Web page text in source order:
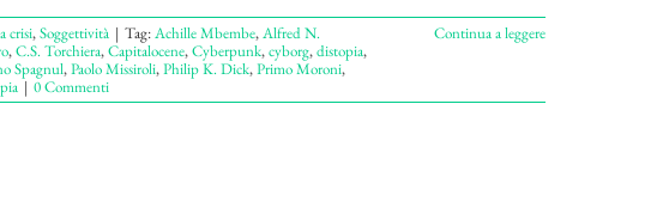
crisi,Soggettività | Tag:Achille Mbembe,Alfred N.
,C.S. Torchiera,Capitalocene,Cyberpunk,cyborg,distopia,
Spagnul,Paolo Missiroli,Philip K. Dick,Primo Moroni,
| 0 Commenti
Continua a leggere